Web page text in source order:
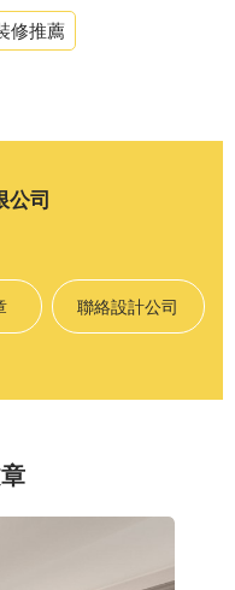
修推薦
公司
聯絡設計公司